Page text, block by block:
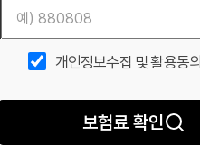
개인정보수집 및 활용동의
보험료 확인